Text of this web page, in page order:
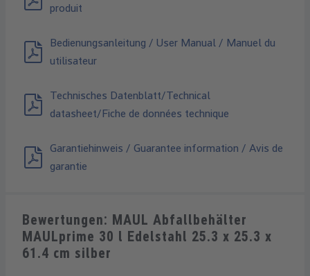
produit
Bedienungsanleitung / User Manual / Manuel du
utilisateur
Technisches Datenblatt/Technical
datasheet/Fiche de données technique
Garantiehinweis / Guarantee information / Avis de
garantie
Bewertungen: MAUL Abfallbehälter
MAULprime 30 l Edelstahl 25.3 x 25.3 x
61.4 cm silber